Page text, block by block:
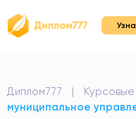
Диплом777 |
муниципальное